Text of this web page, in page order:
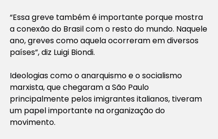
“Essa greve também é importante porque mostra
a conexão do Brasil com o resto do mundo. Naquele
ano, greves como aquela ocorreram em diversos
países”, diz Luigi Biondi.
Ideologias como o anarquismo e o socialismo
marxista, que chegaram a São Paulo
principalmente pelos imigrantes italianos, tiveram
um papel importante na organização do
movimento.